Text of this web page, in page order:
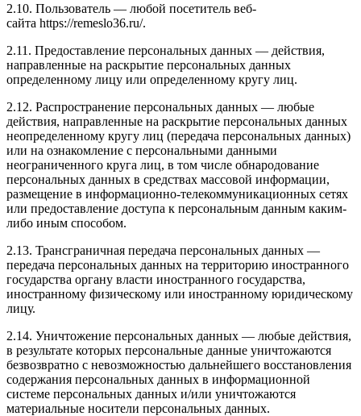
2.10. Пользователь — любой посетитель веб-
сайта https://remeslo36.ru/.
2.11. Предоставление персональных данных — действия,
направленные на раскрытие персональных данных
определенному лицу или определенному кругу лиц.
2.12. Распространение персональных данных — любые
действия, направленные на раскрытие персональных данных
неопределенному кругу лиц (передача персональных данных)
или на ознакомление с персональными данными
неограниченного круга лиц, в том числе обнародование
персональных данных в средствах массовой информации,
размещение в информационно-телекоммуникационных сетях
или предоставление доступа к персональным данным каким-
либо иным способом.
2.13. Трансграничная передача персональных данных —
передача персональных данных на территорию иностранного
государства органу власти иностранного государства,
иностранному физическому или иностранному юридическому
лицу.
2.14. Уничтожение персональных данных — любые действия,
в результате которых персональные данные уничтожаются
безвозвратно с невозможностью дальнейшего восстановления
содержания персональных данных в информационной
системе персональных данных и/или уничтожаются
материальные носители персональных данных.